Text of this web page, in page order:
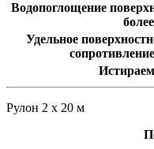
Водопоглощение
более
Удельное
Рулон 2 x 20 м